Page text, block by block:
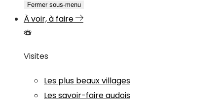
Fermer sous-menu
À voir, à faire
Visites
Les plus beaux villages
Les savoir-faire audois